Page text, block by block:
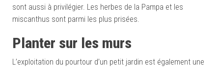
sont aussi à privilégier. Les herbes de la Pampa et les
miscanthus sont parmi les plus prisées.
Planter sur les murs
L’exploitation du pourtour d’un petit jardin est également une